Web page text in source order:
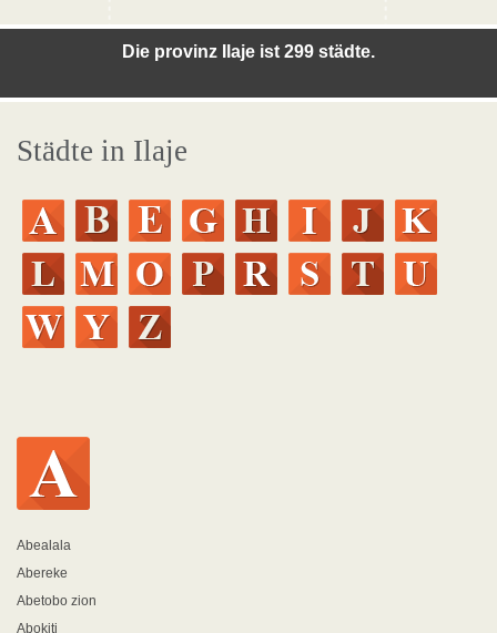
Die provinz Ilaje ist 299 städte.
Städte in Ilaje
Abealala
Abereke
Abetobo zion
Abokiti